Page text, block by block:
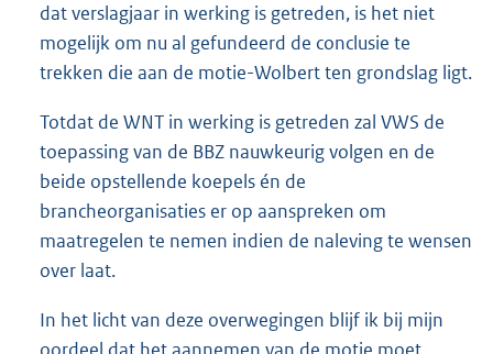
dat verslagjaar in werking is getreden, is het niet
mogelijk om nu al gefundeerd de conclusie te
trekken die aan de motie-Wolbert ten grondslag ligt.
Totdat de WNT in werking is getreden zal VWS de
toepassing van de BBZ nauwkeurig volgen en de
beide opstellende koepels én de
brancheorganisaties er op aanspreken om
maatregelen te nemen indien de naleving te wensen
over laat.
In het licht van deze overwegingen blijf ik bij mijn